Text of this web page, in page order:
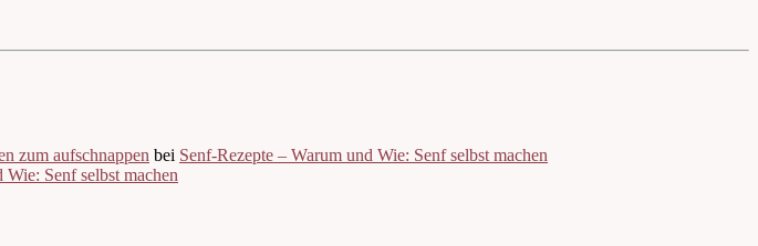
zum aufschnappen bei Senf-Rezepte – Warum und Wie: Senf selbst machen
Senf selbst machen